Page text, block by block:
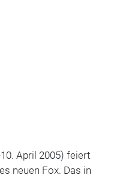
April 2005) feiert
neuen Fox. Das in